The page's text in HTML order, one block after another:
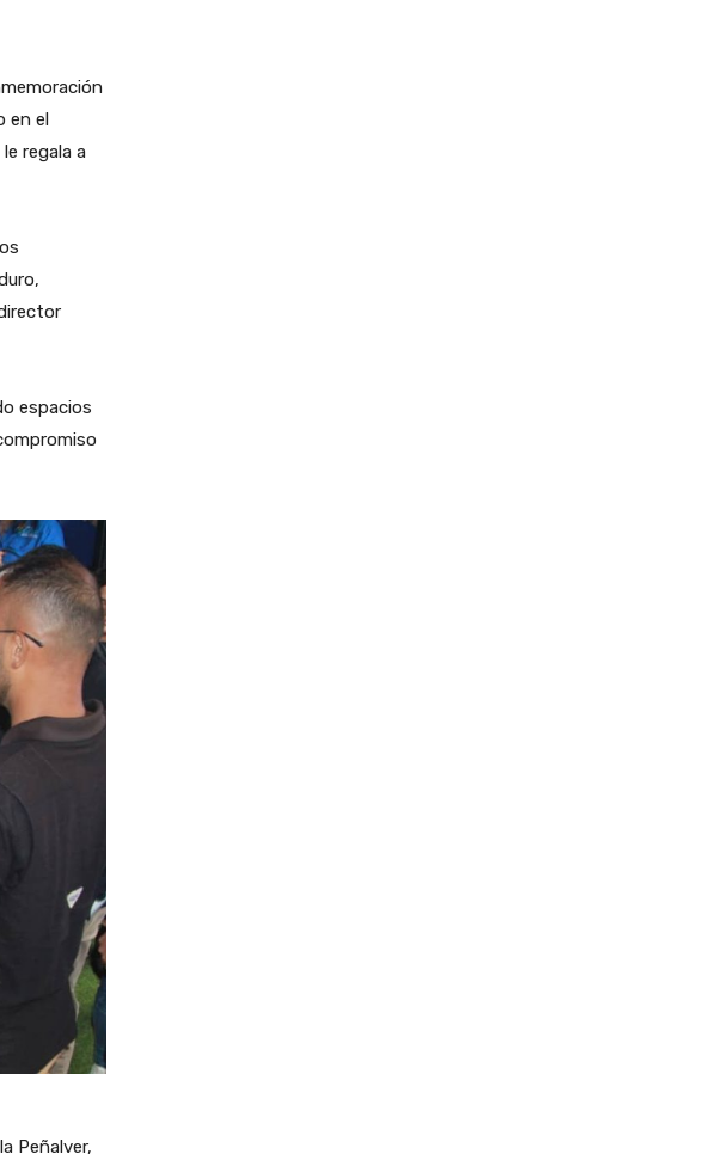
en el
regala a
espacios
Peñalver,